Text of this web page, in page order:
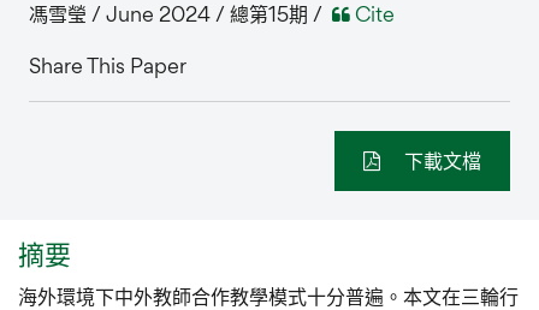
馮雪瑩 / June 2024 / 總第15期 / Cite
Share This Paper
下載文檔
摘要
海外環境下中外教師合作教學模式十分普遍。本文在三輪行